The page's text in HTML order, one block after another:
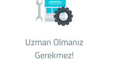
Uzman Olmanız
Gerekmez!